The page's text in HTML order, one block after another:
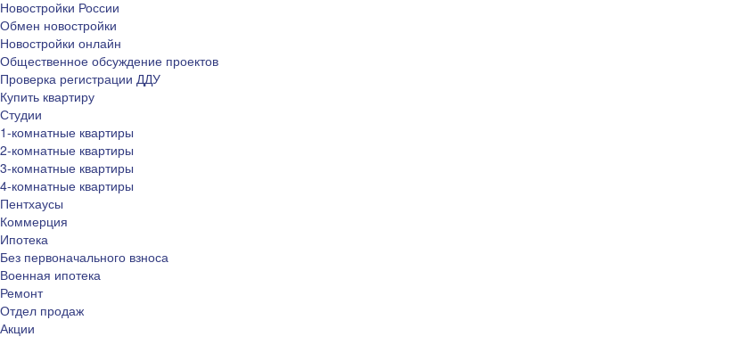
Новостройки России
Обмен новостройки
Новостройки онлайн
Общественное обсуждение проектов
Проверка регистрации ДДУ
Купить квартиру
Студии
1-комнатные квартиры
2-комнатные квартиры
3-комнатные квартиры
4-комнатные квартиры
Пентхаусы
Коммерция
Ипотека
Без первоначального взноса
Военная ипотека
Ремонт
Отдел продаж
Акции